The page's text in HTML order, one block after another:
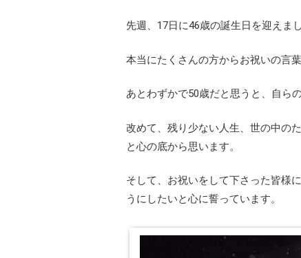
先週、17日に46歳の誕生日を迎えまし
本当にたくさんの方からお祝いの言
あとわずかで50歳だと思うと、自ら
改めて、残り少ない人生、世の中の
と心の底から思います。
そして、お祝いをして下さった皆様
うにしたいと心に誓っています。